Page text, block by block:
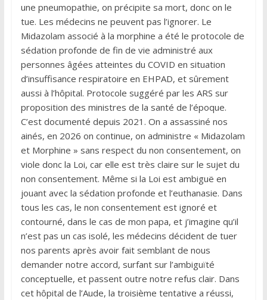
une pneumopathie, on précipite sa mort, donc on le
tue. Les médecins ne peuvent pas l’ignorer. Le
Midazolam associé à la morphine a été le protocole de
sédation profonde de fin de vie administré aux
personnes âgées atteintes du COVID en situation
d’insuffisance respiratoire en EHPAD, et sûrement
aussi à l’hôpital. Protocole suggéré par les ARS sur
proposition des ministres de la santé de l’époque.
C’est documenté depuis 2021. On a assassiné nos
ainés, en 2026 on continue, on administre « Midazolam
et Morphine » sans respect du non consentement, on
viole donc la Loi, car elle est très claire sur le sujet du
non consentement. Même si la Loi est ambiguë en
jouant avec la sédation profonde et l’euthanasie. Dans
tous les cas, le non consentement est ignoré et
contourné, dans le cas de mon papa, et j’imagine qu’il
n’est pas un cas isolé, les médecins décident de tuer
nos parents après avoir fait semblant de nous
demander notre accord, surfant sur l’ambiguïté
conceptuelle, et passent outre notre refus clair. Dans
cet hôpital de l’Aude, la troisième tentative a réussi,